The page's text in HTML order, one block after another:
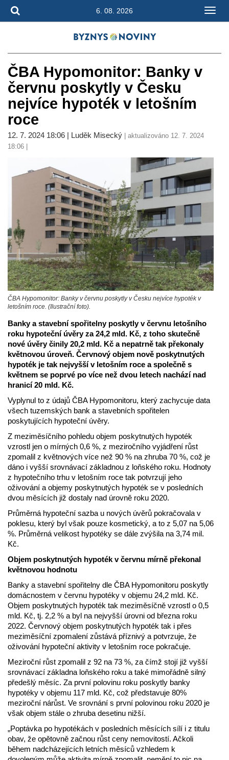
6. 08. 2026
ČBA Hypomonitor: Banky v
červnu poskytly v Česku
nejvíce hypoték v letošním
roce
12. 7. 2024 18:06 | Luděk Misecký | aktualizováno 12. 7. 2024
18:06 |
ČBA Hypomonitor: Banky v červnu poskytly v Česku nejvíce hypoték v
letošním roce. (Ilustrační foto).
Banky a stavební spořitelny poskytly v červnu letošního
roku hypoteční úvěry za 24,2 mld. Kč, z toho skutečně
nové úvěry činily 20,2 mld. Kč a nepatrně tak překonaly
květnovou úroveň. Červnový objem nově poskytnutých
hypoték je tak nejvyšší v letošním roce a společně s
květnem se poprvé po více než dvou letech nachází nad
hranicí 20 mld. Kč.
Vyplynul to z údajů ČBA Hypomonitoru, který zachycuje data
všech tuzemských bank a stavebních spořitelen
poskytujících hypoteční úvěry.
Z meziměsíčního pohledu objem poskytnutých hypoték
vzrostl jen o mírných 0,6 %, z meziročního vyjádření růst
zpomalil z květnových více než 90 % na zhruba 70 %, což je
dáno i vyšší srovnávací základnou z loňského roku. Hodnoty
z hypotečního trhu v letošním roce tak potvrzují jeho
oživování a objemy poskytnutých hypoték se v posledních
dvou měsících již dostaly nad úrovně roku 2020.
Průměrná hypoteční sazba u nových úvěrů pokračovala v
poklesu, který byl však pouze kosmetický, a to z 5,07 na 5,06
%. Průměrná velikost hypotéky se dále zvýšila na 3,74 mil.
Kč.
Objem poskytnutých hypoték v červnu mírně překonal
květnovou hodnotu
Banky a stavební spořitelny dle ČBA Hypomonitoru poskytly
domácnostem v červnu hypotéky v objemu 24,2 mld. Kč.
Objem poskytnutých hypoték tak meziměsíčně vzrostl o 0,5
mld. Kč, tj. 2,2 % a byl na nejvyšší úrovni od března roku
2022. Červnový objem poskytnutých hypoték tak i přes
meziměsíční zpomalení zůstává příznivý a potvrzuje, že
oživování hypoteční aktivity v letošním roce pokračuje.
Meziroční růst zpomalil z 92 na 73 %, za čímž stojí již vyšší
srovnávací základna loňského roku a také mimořádně silný
předešlý měsíc. Za první polovinu roku poskytly banky
hypotéky v objemu 117 mld. Kč, což představuje 80%
meziroční nárůst. Ve srovnání s první polovinou roku 2020 je
však objem stále o zhruba desetinu nižší.
„Poptávka po hypotékách v posledních měsících sílí i z titulu
obav, že opětovně začnou růst ceny nemovitostí. Ačkoli
během nadcházejících letních měsíců vzhledem k